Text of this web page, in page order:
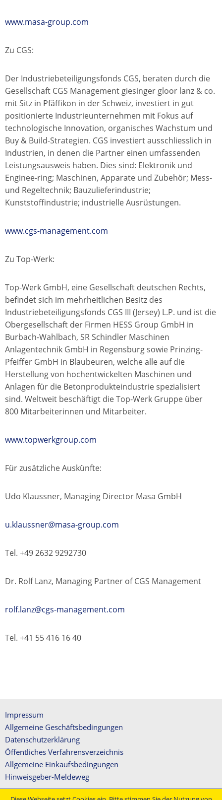
www.masa-group.com
Zu CGS:
Der Industriebeteiligungsfonds CGS, beraten durch die
Gesellschaft CGS Management giesinger gloor lanz & co.
mit Sitz in Pfäffikon in der Schweiz, investiert in gut
positionierte Industrieunternehmen mit Fokus auf
technologische Innovation, organisches Wachstum und
Buy & Build-Strategien. CGS investiert ausschliesslich in
Industrien, in denen die Partner einen umfassenden
Leistungsausweis haben. Dies sind: Elektronik und
Enginee-ring; Maschinen, Apparate und Zubehör; Mess-
und Regeltechnik; Bauzulieferindustrie;
Kunststoffindustrie; industrielle Ausrüstungen.
www.cgs-management.com
Zu Top-Werk:
Top-Werk GmbH, eine Gesellschaft deutschen Rechts,
befindet sich im mehrheitlichen Besitz des
Industriebeteiligungsfonds CGS III (Jersey) L.P. und ist die
Obergesellschaft der Firmen HESS Group GmbH in
Burbach-Wahlbach, SR Schindler Maschinen
Anlagentechnik GmbH in Regensburg sowie Prinzing-
Pfeiffer GmbH in Blaubeuren, welche alle auf die
Herstellung von hochentwickelten Maschinen und
Anlagen für die Betonprodukteindustrie spezialisiert
sind. Weltweit beschäftigt die Top-Werk Gruppe über
800 Mitarbeiterinnen und Mitarbeiter.
www.topwerkgroup.com
Für zusätzliche Auskünfte:
Udo Klaussner, Managing Director Masa GmbH
u.klaussner@masa-group.com
Tel. +49 2632 9292730
Dr. Rolf Lanz, Managing Partner of CGS Management
rolf.lanz@cgs-management.com
Tel. +41 55 416 16 40
Impressum
Allgemeine Geschäftsbedingungen
Datenschutzerklärung
Öffentliches Verfahrensverzeichnis
Allgemeine Einkaufsbedingungen
Hinweisgeber-Meldeweg